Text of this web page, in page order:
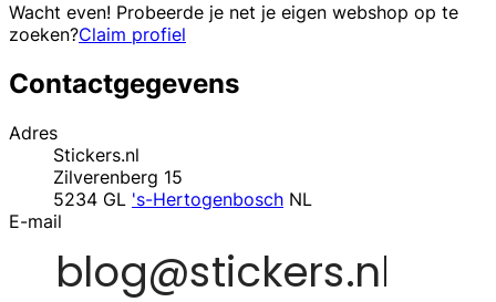
Wacht even! Probeerde je net je eigen webshop op te
zoeken?Claim profiel
Contactgegevens
Adres
Stickers.nl
Zilverenberg 15
5234 GL 's-Hertogenbosch NL
E-mail